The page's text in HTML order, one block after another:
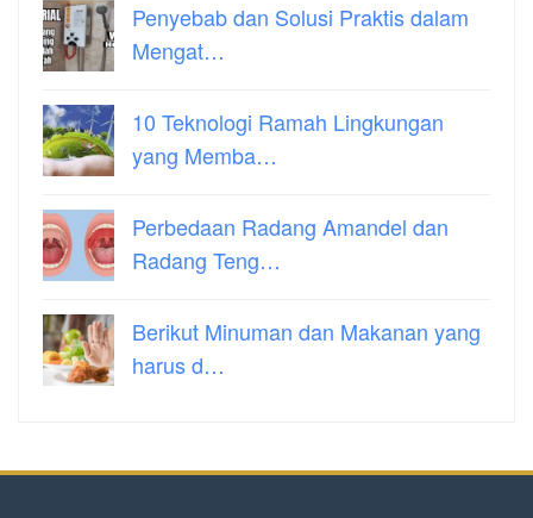
Penyebab dan Solusi Praktis dalam
Mengat…
10 Teknologi Ramah Lingkungan
yang Memba…
Perbedaan Radang Amandel dan
Radang Teng…
Berikut Minuman dan Makanan yang
harus d…